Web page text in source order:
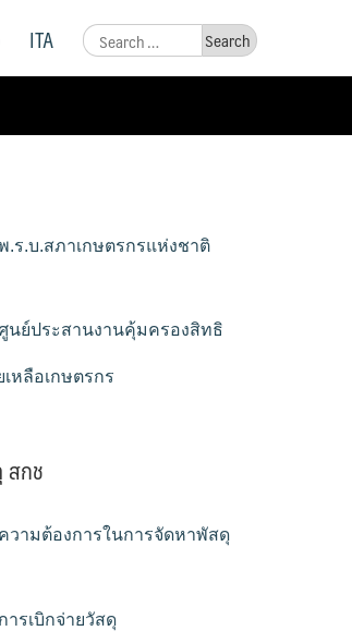
Search
for:
ITA
.ร.บ.สภาเกษตรกรแห่งชาติ
นย์ประสานงานคุ้มครองสิทธิ
หลือเกษตรกร
กช
ความต้องการในการจัดหาพัสดุ
การเบิกจ่ายวัสดุ